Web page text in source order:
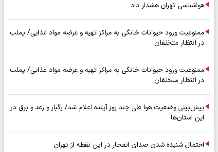
هواشناسی تهران هشدار داد
ممنوعیت ورود حیوانات خانگی به مراکز تهیه و عرضه مواد غذایی/ پملب
در انتظار متخلفان
ممنوعیت ورود حیوانات خانگی به مراکز تهیه و عرضه مواد غذایی/ پملب
در انتظار متخلفان
پیش‌بینی وضعیت هوا طی چند روز آینده اعلام شد/ رگبار و رعد و برق در
این استان‌ها
احتمال شنیده شدن صدای انفجار در این نقطه از تهران